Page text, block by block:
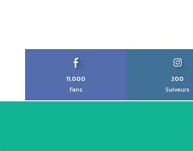
11,000
Fans
200
Suiveurs